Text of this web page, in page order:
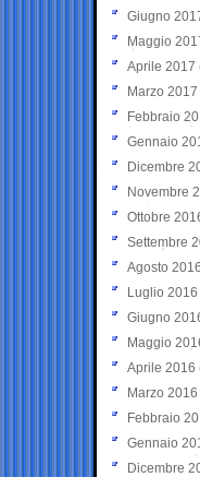
Giugno
Maggio
Aprile 2017
Marzo 2017
Febbraio
Gennaio
Dicembre
Novembre
Ottobre
Settembre
Agosto 2016
Luglio 2016
Giugno
Maggio
Aprile 2016
Marzo 2016
Febbraio
Gennaio
Dicembre